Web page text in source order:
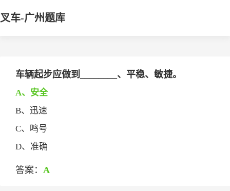
叉车-广州题库
车辆起步应做到________、平稳、敏捷。
A、安全
B、迅速
C、鸣号
D、准确
答案： A